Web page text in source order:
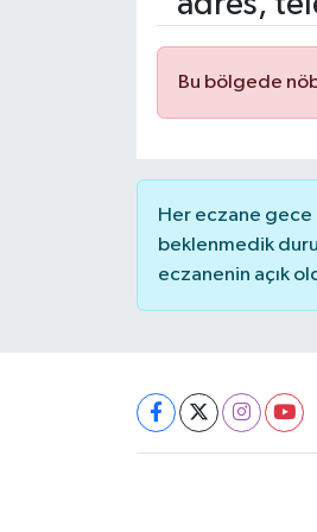
Bu bölgede
Her eczane gece
beklenmedik
eczanenin açık